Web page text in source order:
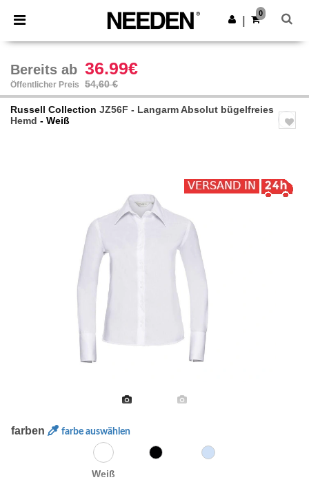
× Needen App
Bessere Preise in der App!
App holen
0
Bereits ab 36.99€
Öffentlicher Preis 54,60 €
Russell Collection JZ56F - Langarm Absolut bügelfreies
Hemd - Weiß
farben farbe auswählen
Weiß